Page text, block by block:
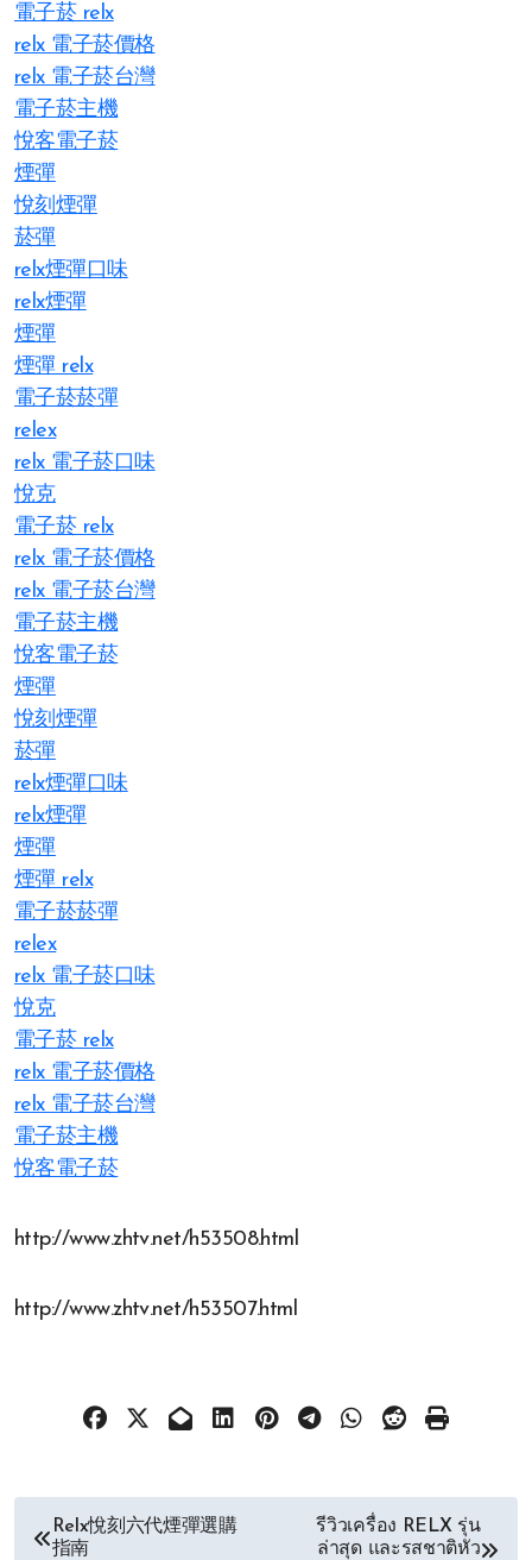
電子菸 relx
relx 電子菸價格
relx 電子菸台灣
電子菸主機
悅客電子菸
煙彈
悅刻煙彈
菸彈
relx煙彈口味
relx煙彈
煙彈
煙彈 relx
電子菸菸彈
relex
relx 電子菸口味
悅克
電子菸 relx
relx 電子菸價格
relx 電子菸台灣
電子菸主機
悅客電子菸
煙彈
悅刻煙彈
菸彈
relx煙彈口味
relx煙彈
煙彈
煙彈 relx
電子菸菸彈
relex
relx 電子菸口味
悅克
電子菸 relx
relx 電子菸價格
relx 電子菸台灣
電子菸主機
悅客電子菸
http://www.zhtv.net/h53508.html
http://www.zhtv.net/h53507.html
文 Relx悅刻六代煙彈選購
指南
รีวิวเครื่อง RELX รุ่น
ล่าสุด และรสชาติหัว